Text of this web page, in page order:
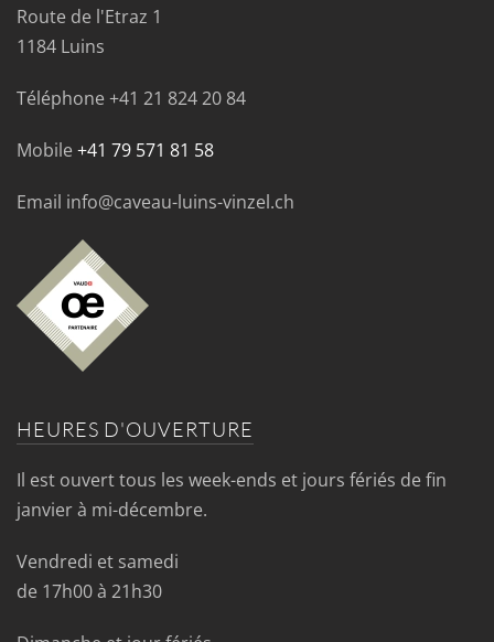
Route de l'Etraz 1
1184 Luins
Téléphone +41 21 824 20 84
Mobile +41 79 571 81 58
Email info@caveau-luins-vinzel.ch
HEURES D'OUVERTURE
Il est ouvert tous les week-ends et jours fériés de fin
janvier à mi-décembre.
Vendredi et samedi
de 17h00 à 21h30